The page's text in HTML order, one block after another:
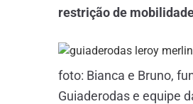
restrição de
foto: Bianca e Bruno,
Guiaderodas e equipe